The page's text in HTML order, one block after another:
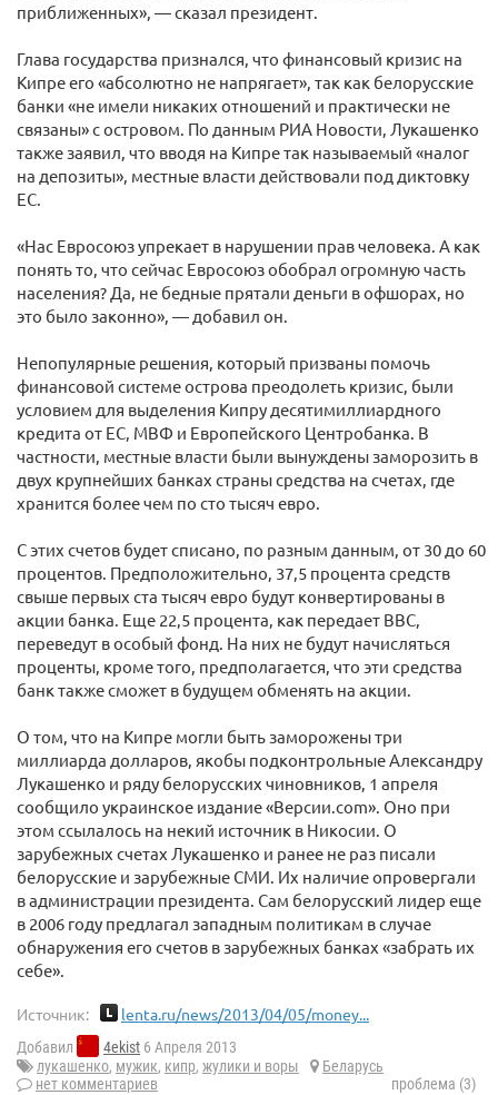
приближенных», — сказал президент.
Глава государства признался, что финансовый кризис на
Кипре его «абсолютно не напрягает», так как белорусские
банки «не имели никаких отношений и практически не
связаны» с островом. По данным РИА Новости, Лукашенко
также заявил, что вводя на Кипре так называемый «налог
на депозиты», местные власти действовали под диктовку
ЕС.
«Нас Евросоюз упрекает в нарушении прав человека. А как
понять то, что сейчас Евросоюз обобрал огромную часть
населения? Да, не бедные прятали деньги в офшорах, но
это было законно», — добавил он.
Непопулярные решения, который призваны помочь
финансовой системе острова преодолеть кризис, были
условием для выделения Кипру десятимиллиардного
кредита от ЕС, МВФ и Европейского Центробанка. В
частности, местные власти были вынуждены заморозить в
двух крупнейших банках страны средства на счетах, где
хранится более чем по сто тысяч евро.
С этих счетов будет списано, по разным данным, от 30 до 60
процентов. Предположительно, 37,5 процента средств
свыше первых ста тысяч евро будут конвертированы в
акции банка. Еще 22,5 процента, как передает BBC,
переведут в особый фонд. На них не будут начисляться
проценты, кроме того, предполагается, что эти средства
банк также сможет в будущем обменять на акции.
О том, что на Кипре могли быть заморожены три
миллиарда долларов, якобы подконтрольные Александру
Лукашенко и ряду белорусских чиновников, 1 апреля
сообщило украинское издание «Версии.com». Оно при
этом ссылалось на некий источник в Никосии. О
зарубежных счетах Лукашенко и ранее не раз писали
белорусские и зарубежные СМИ. Их наличие опровергали
в администрации президента. Сам белорусский лидер еще
в 2006 году предлагал западным политикам в случае
обнаружения его счетов в зарубежных банках «забрать их
себе».
Источник: lenta.ru/news/2013/04/05/money...
Добавил 4ekist 6 Апреля 2013
лукашенко, мужик, кипр, жулики и воры
Беларусь
нет комментариев
проблема (3)